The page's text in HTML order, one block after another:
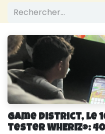
Game District, le
tester WHERIZ®: